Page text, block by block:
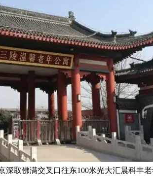
取佛满交叉口往东100米光大汇晨科丰